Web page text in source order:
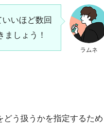
ラムネ
いほど数回
しょう！
どう扱うかを指定するため